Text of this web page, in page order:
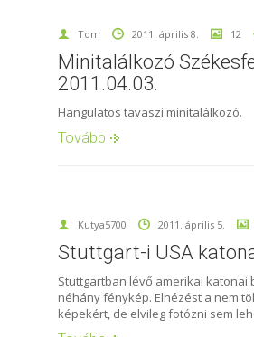
Tom 2011. április 8. 12
Minitalálkozó
2011.04.03.
Hangulatos tavaszi minitalálkozó.
Tovább
Kutya5700 2011. április 5.
Stuttgart-i USA
Stuttgartban lévő amerikai katonai
néhány fénykép. Elnézést a nem
képekért, de elvileg fotózni sem